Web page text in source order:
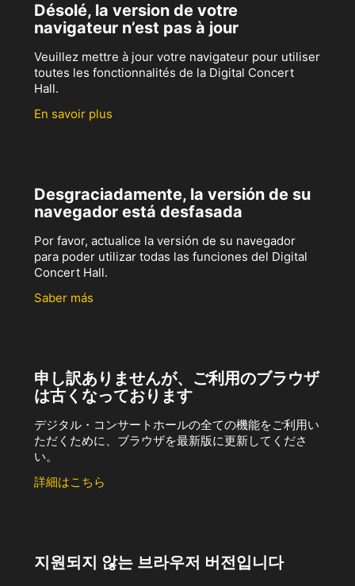
Désolé, la version de votre
navigateur n’est pas à jour
Veuillez mettre à jour votre navigateur pour utiliser
toutes les fonctionnalités de la Digital Concert
Hall.
En savoir plus
Desgraciadamente, la versión de su
navegador está desfasada
Por favor, actualice la versión de su navegador
para poder utilizar todas las funciones del Digital
Concert Hall.
Saber más
申し訳ありませんが、ご利用のブラウザ
は古くなっております
デジタル・コンサートホールの全ての機能をご利用い
ただくために、ブラウザを最新版に更新してくださ
い。
詳細はこちら
지원되지 않는 브라우저 버전입니다